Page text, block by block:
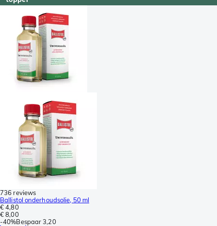
736 reviews
Ballistol onderhoudsolie, 50 ml
€ 4,80
€ 8,00
-40%Bespaar 3,20